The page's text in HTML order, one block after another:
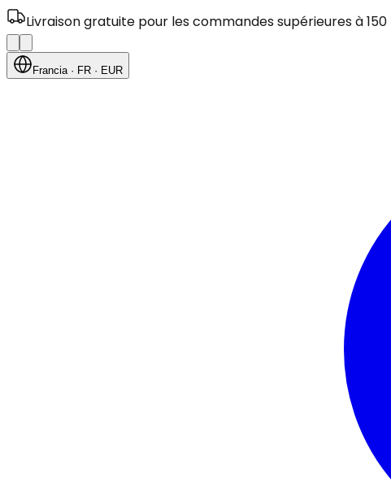
Livraison gratuite pour les commandes supérieures à
Francia· FR · EUR